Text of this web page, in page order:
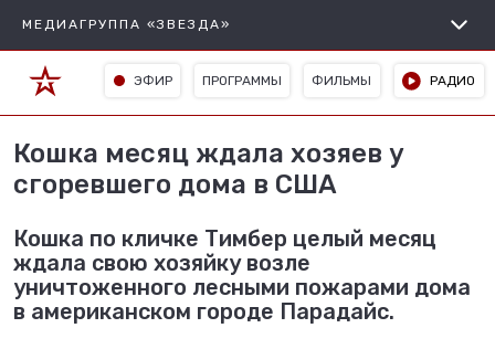
МЕДИАГРУППА «ЗВЕЗДА»
ЭФИР ПРОГРАММЫ ФИЛЬМЫ РАДИО
Кошка месяц ждала хозяев у
сгоревшего дома в США
Кошка по кличке Тимбер целый месяц
ждала свою хозяйку возле
уничтоженного лесными пожарами дома
в американском городе Парадайс.